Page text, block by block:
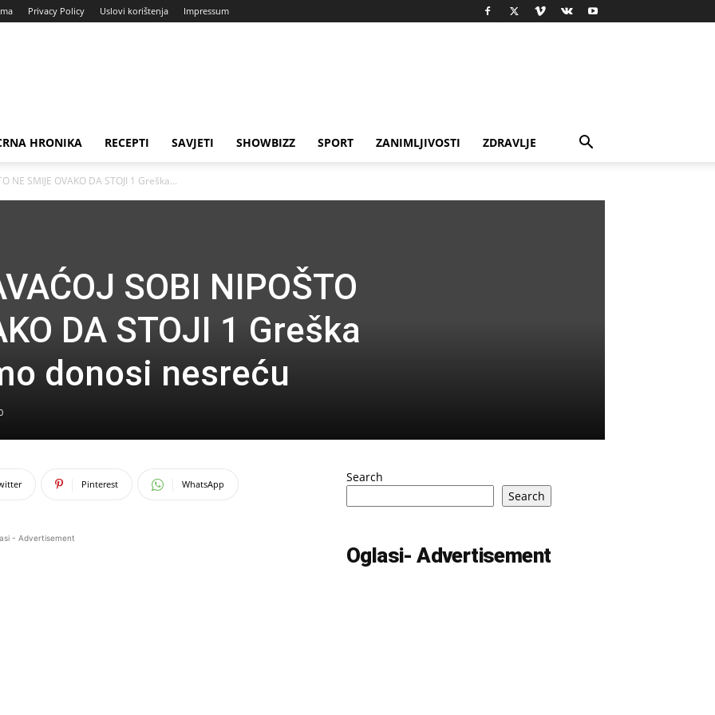
Privacy Policy Uslovi korištenja Impressum
HRONIKA RECEPTI SAVJETI SHOWBIZZ SPORT ZANIMLJIVOSTI ZDRAVLJE
NE SMIJE OVAKO DA STOJI 1 Greška...
SOBI NIPOŠTO
DA STOJI 1 Greška
donosi nesreću
Pinterest WhatsApp
- Advertisement
Search
Search
Oglasi- Advertisement